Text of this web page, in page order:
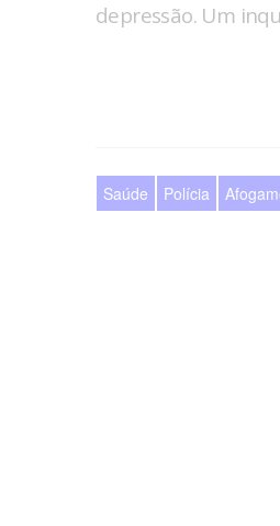
depressão. Um
Saúde Polícia